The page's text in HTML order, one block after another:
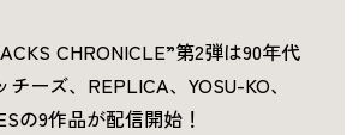
CHRONICLE”第2弾は90年代
ーズ、REPLICA、YOSU-KO、
の9作品が配信開始！